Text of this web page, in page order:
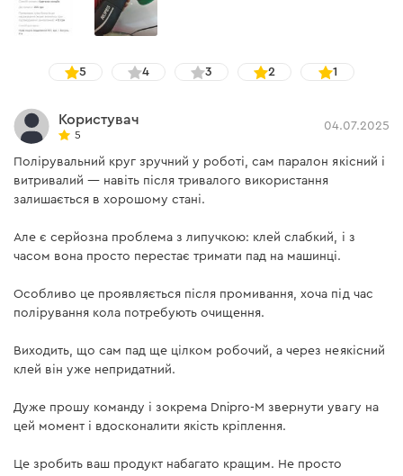
5 4 3 2 1
Користувач
5
04.07.2025
Полірувальний круг зручний у роботі, сам паралон якісний і
витривалий — навіть після тривалого використання
залишається в хорошому стані.
Але є серйозна проблема з липучкою: клей слабкий, і з
часом вона просто перестає тримати пад на машинці.
Особливо це проявляється після промивання, хоча під час
полірування кола потребують очищення.
Виходить, що сам пад ще цілком робочий, а через неякісний
клей він уже непридатний.
Дуже прошу команду і зокрема Dnipro-M звернути увагу на
цей момент і вдосконалити якість кріплення.
Це зробить ваш продукт набагато кращим. Не просто